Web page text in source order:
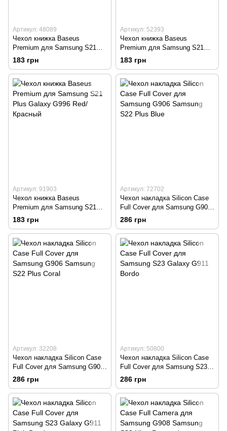
Артикул: 48089
Чехол книжка Baseus
Premium для Samsung S21
Ultra Galaxy G998 Black/
Черный
183 грн
Артикул: 52393
Чехол книжка Baseus
Premium для Samsung S21
Plus Galaxy G996 Black/
Черный
183 грн
Артикул: 91903
Чехол книжка Baseus
Premium для Samsung S21
Plus Galaxy G996 Red/
Красный
183 грн
Артикул: 72702
Чехол накладка Silicon Case
Full Cover для Samsung G906
Samsung S22 Plus Blue
286 грн
Артикул: 32208
Чехол накладка Silicon Case
Full Cover для Samsung G906
Samsung S22 Plus Coral
286 грн
Артикул: 50800
Чехол накладка Silicon Case
Full Cover для Samsung S23
Galaxy G911 Bordo
286 грн